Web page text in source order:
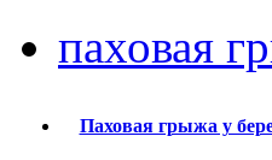
паховая
Паховая грыжа у